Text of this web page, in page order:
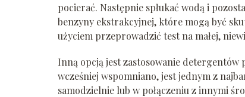
pocierać. Następnie spłukać wodą i
benzyny ekstrakcyjnej, które mogą być
użyciem przeprowadzić test na małej,
Inną opcją jest zastosowanie detergentów
wcześniej wspomniano, jest jednym z
samodzielnie lub w połączeniu z innymi